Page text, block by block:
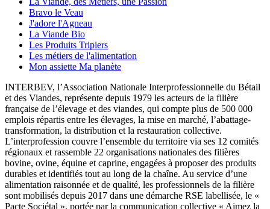
Bravo le Veau
J'adore l'Agneau
La Viande Bio
Les Produits Tripiers
Les métiers de l'alimentation
Mon assiette Ma planète
INTERBEV, l’Association Nationale Interprofessionnelle du Bétail
et des Viandes, représente depuis 1979 les acteurs de la filière
française de l’élevage et des viandes, qui compte plus de 500 000
emplois répartis entre les élevages, la mise en marché, l’abattage-
transformation, la distribution et la restauration collective.
L’interprofession couvre l’ensemble du territoire via ses 12 comités
régionaux et rassemble 22 organisations nationales des filières
bovine, ovine, équine et caprine, engagées à proposer des produits
durables et identifiés tout au long de la chaîne. Au service d’une
alimentation raisonnée et de qualité, les professionnels de la filière
sont mobilisés depuis 2017 dans une démarche RSE labellisée, le «
Pacte Sociétal », portée par la communication collective « Aimez la